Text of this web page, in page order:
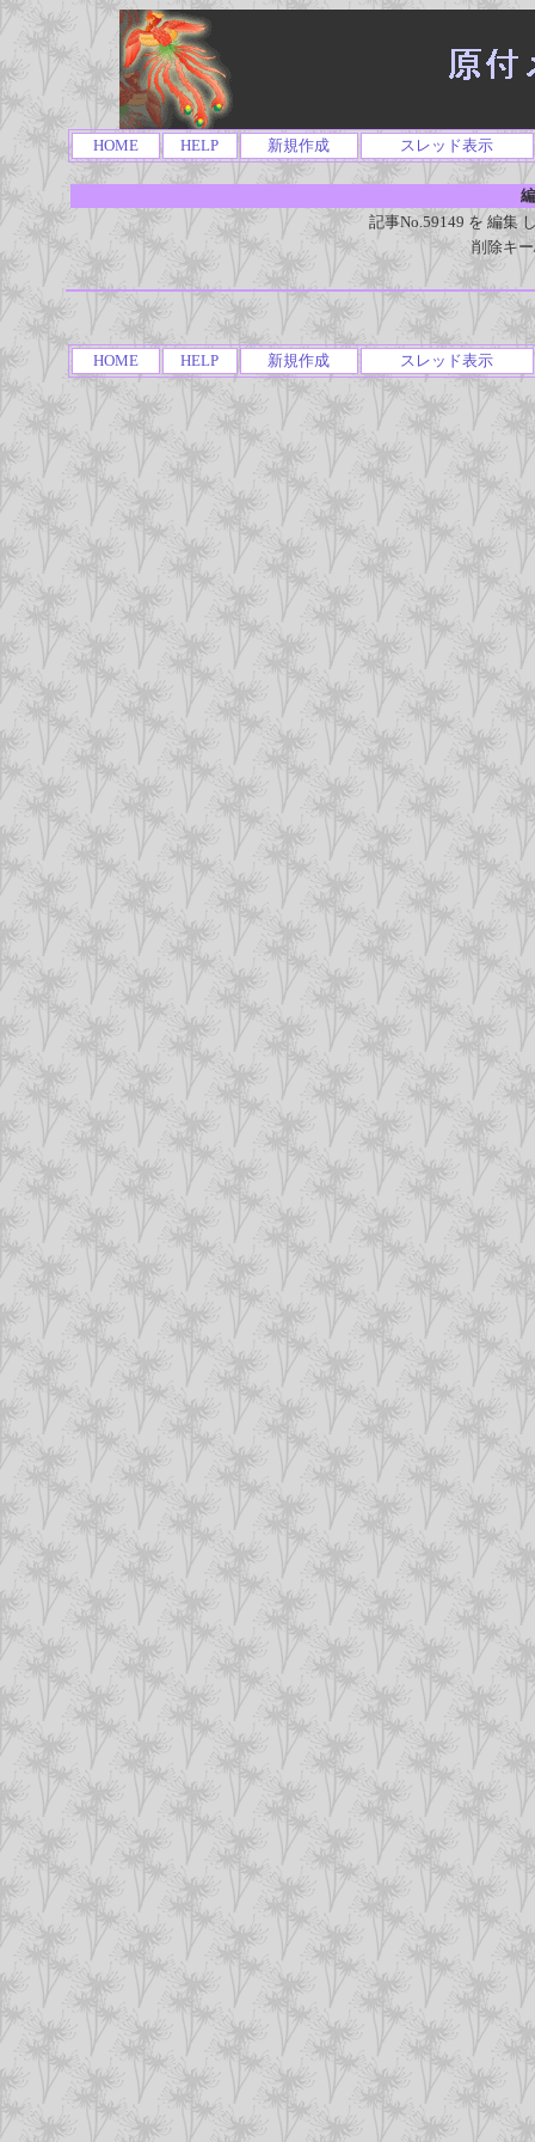
HOME HELP 新規作成 スレッド表示
記事No.59149 を 編集
削除キ
HOME HELP 新規作成 スレッド表示